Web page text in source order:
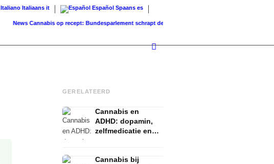
Italiano Italiaans it Español Spaans es
Cannabis op recept: Bundesparlement schrapt de dekking...
GERELATEERD
Cannabis en
ADHD: dopamin,
zelfmedicatie en
Cannabis bij